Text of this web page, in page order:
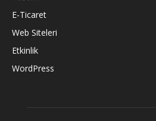
E-Ticaret
Web Siteleri
Etkinlik
WordPress